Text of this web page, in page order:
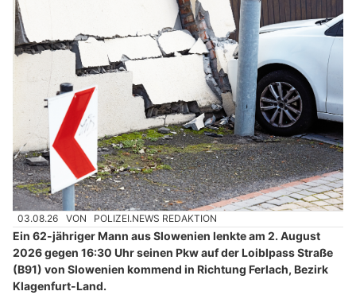
03.08.26 VON POLIZEI.NEWS REDAKTION
Ein 62-jähriger Mann aus Slowenien lenkte am 2. August
2026 gegen 16:30 Uhr seinen Pkw auf der Loiblpass Straße
(B91) von Slowenien kommend in Richtung Ferlach, Bezirk
Klagenfurt-Land.